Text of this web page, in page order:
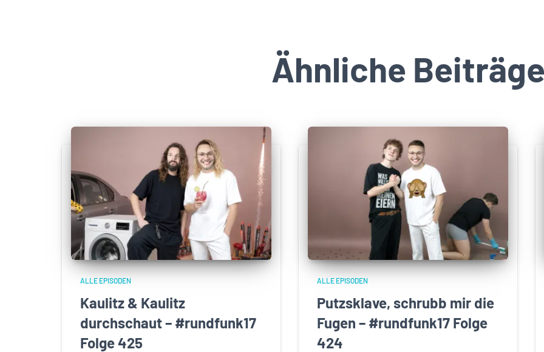
Ähnliche
ALLE EPISODEN
Kaulitz & Kaulitz
durchschaut – #rundfunk17
Folge 425
ALLE EPISODEN
Putzsklave, schrubb mir die
Fugen – #rundfunk17 Folge
424